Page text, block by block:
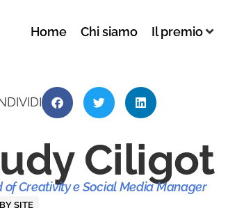
Home Chi siamo Il premio
Ciligot
of Creativity e Social Media Manager
SITE